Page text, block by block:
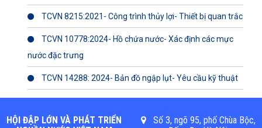
TCVN 8215:2021- Công trình thủy lợi- Thiết bị quan trắc
TCVN 10778:2024- Hồ chứa nước- Xác định các mực
nước đặc trưng
TCVN 14288: 2024- Bản đồ ngập lụt- Yêu cầu kỹ thuật
HỘI ĐẬP LỚN VÀ PHÁT TRIỂN
Số 3, ngõ 95, phố Chùa Bộc,